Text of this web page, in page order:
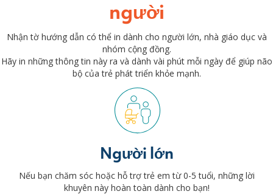
người
Nhận tờ hướng dẫn có thể in dành cho người lớn, nhà giáo dục và
nhóm cộng đồng.
Hãy in những thông tin này ra và dành vài phút mỗi ngày để giúp não
bộ của trẻ phát triển khỏe mạnh.
Người lớn
Nếu bạn chăm sóc hoặc hỗ trợ trẻ em từ 0-5 tuổi, những lời
khuyên này hoàn toàn dành cho bạn!